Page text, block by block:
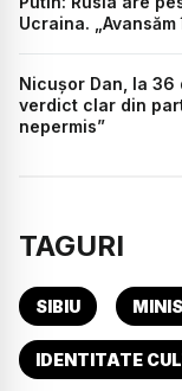
Ucraina.
Nicușor Dan, la 36
verdict clar din
nepermis”
TAGURI
SIBIU
IDENTITATE